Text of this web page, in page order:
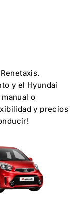
y el Hyundai
o
y precios